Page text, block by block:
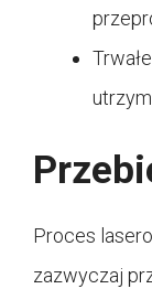
Proces
zazwyczaj